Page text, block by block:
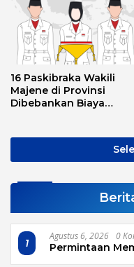
16 Paskibraka Wakili
Majene di Provinsi
Dibebankan Biaya
1
Agustus 6, 2026 0
Permintaan